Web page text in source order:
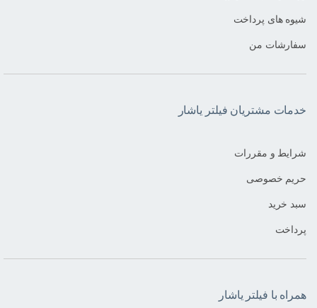
شیوه های پرداخت
سفارشات من
خدمات مشتریان فیلتر یاشار
شرایط و مقررات
حریم خصوصی
سبد خرید
پرداخت
همراه با فیلتر یاشار